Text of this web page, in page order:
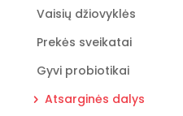
Vaisių džiovyklės
Prekės sveikatai
Gyvi probiotikai
Atsarginės dalys